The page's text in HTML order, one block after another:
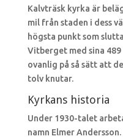
Kalvträsk kyrka är
mil från staden i dess
högsta punkt som
Vitberget med sina
ovanlig på så sätt att
tolv knutar.
Kyrkans historia
Under 1930-talet
namn Elmer